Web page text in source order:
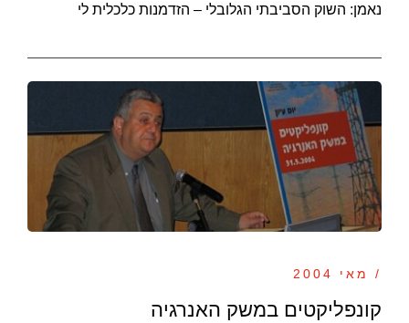
נאמן: השוק הסביבתי הגלובלי – הזדמנות כלכלית לי
/ מאי 2004
קונפליקטים במשק האנרגיה